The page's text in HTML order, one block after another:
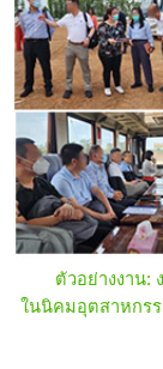
ตัวอย่างงาน:
ในนิคมอุตสาหกรร